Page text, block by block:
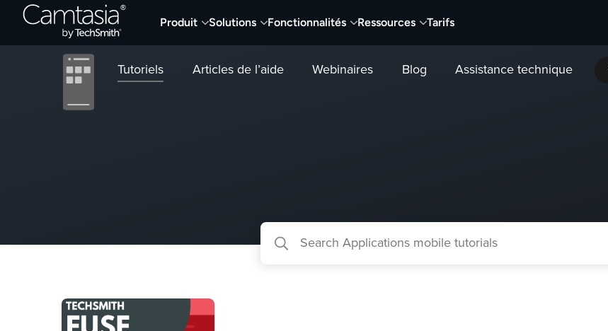
Passer
directement
Produit Solutions Fonctionnalités Ressources Tarifs
Tutoriels Articles de l’aide Webinaires Blog Assistance technique